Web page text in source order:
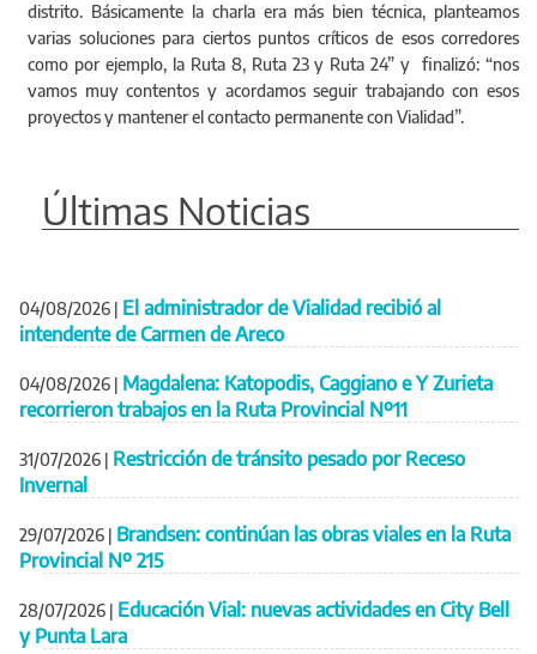
distrito. Básicamente la charla era más bien técnica, planteamos
varias soluciones para ciertos puntos críticos de esos corredores
como por ejemplo, la Ruta 8, Ruta 23 y Ruta 24” y finalizó: “nos
vamos muy contentos y acordamos seguir trabajando con esos
proyectos y mantener el contacto permanente con Vialidad”.
Últimas Noticias
04/08/2026 | El administrador de Vialidad recibió al
intendente de Carmen de Areco
04/08/2026 | Magdalena: Katopodis, Caggiano e Y Zurieta
recorrieron trabajos en la Ruta Provincial Nº11
31/07/2026 | Restricción de tránsito pesado por Receso
Invernal
29/07/2026 | Brandsen: continúan las obras viales en la Ruta
Provincial Nº 215
28/07/2026 | Educación Vial: nuevas actividades en City Bell
y Punta Lara